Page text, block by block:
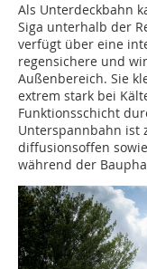
Als Unterdeckbahn
Siga unterhalb der
verfügt über eine
regensichere und
Außenbereich. Sie
extrem stark bei
Funktionsschicht
Unterspannbahn ist
diffusionsoffen
während der